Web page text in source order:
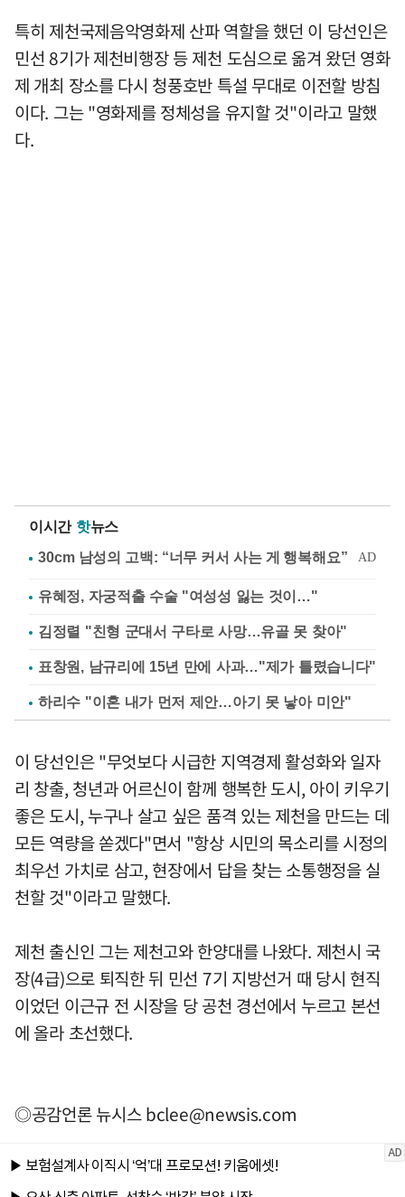
특히 제천국제음악영화제 산파 역할을 했던 이 당선인은
민선 8기가 제천비행장 등 제천 도심으로 옮겨 왔던 영화
제 개최 장소를 다시 청풍호반 특설 무대로 이전할 방침
이다. 그는 "영화제를 정체성을 유지할 것"이라고 말했
다.
이시간 핫뉴스
유혜정, 자궁적출 수술 "여성성 잃는 것이…"
김정렬 "친형 군대서 구타로 사망…유골 못 찾아"
표창원, 남규리에 15년 만에 사과…"제가 틀렸습니다"
하리수 "이혼 내가 먼저 제안…아기 못 낳아 미안"
이 당선인은 "무엇보다 시급한 지역경제 활성화와 일자
리 창출, 청년과 어르신이 함께 행복한 도시, 아이 키우기
좋은 도시, 누구나 살고 싶은 품격 있는 제천을 만드는 데
모든 역량을 쏟겠다"면서 "항상 시민의 목소리를 시정의
최우선 가치로 삼고, 현장에서 답을 찾는 소통행정을 실
천할 것"이라고 말했다.
제천 출신인 그는 제천고와 한양대를 나왔다. 제천시 국
장(4급)으로 퇴직한 뒤 민선 7기 지방선거 때 당시 현직
이었던 이근규 전 시장을 당 공천 경선에서 누르고 본선
에 올라 초선했다.
◎공감언론 뉴시스bclee@newsis.com